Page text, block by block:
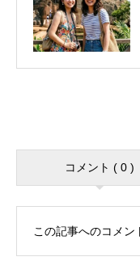
コメント ( 0 )
この記事へのコメン